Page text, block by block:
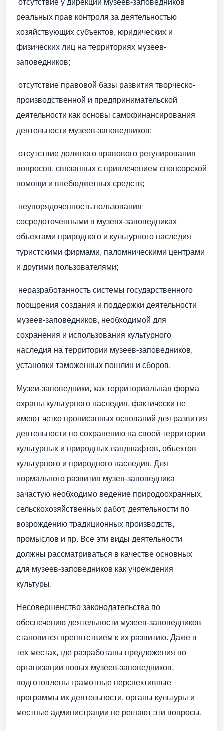
 отсутствие у дирекции музеев-заповедников
реальных прав контроля за деятельностью
хозяйствующих субъектов, юридических и
физических лиц на территориях музеев-
заповедников;
 отсутствие правовой базы развития творческо-
производственной и предпринимательской
деятельности как основы самофинансирования
деятельности музеев-заповедников;
 отсутствие должного правового регулирования
вопросов, связанных с привлечением спонсорской
помощи и внебюджетных средств;
 неупорядоченность пользования
сосредоточенными в музеях-заповедниках
объектами природного и культурного наследия
туристскими фирмами, паломническими центрами
и другими пользователями;
 неразработанность системы государственного
поощрения создания и поддержки деятельности
музеев-заповедников, необходимой для
сохранения и использования культурного
наследия на территории музеев-заповедников,
установки таможенных пошлин и сборов.
Музеи-заповедники, как территориальная форма
охраны культурного наследия, фактически не
имеют четко прописанных оснований для развития
деятельности по сохранению на своей территории
культурных и природных ландшафтов, объектов
культурного и природного наследия. Для
нормального развития музея-заповедника
зачастую необходимо ведение природоохранных,
сельскохозяйственных работ, деятельности по
возрождению традиционных производств,
промыслов и пр. Все эти виды деятельности
должны рассматриваться в качестве основных
для музеев-заповедников как учреждения
культуры.
Несовершенство законодательства по
обеспечению деятельности музеев-заповедников
становится препятствием к их развитию. Даже в
тех местах, где разработаны предложения по
организации новых музеев-заповедников,
подготовлены грамотные перспективные
программы их деятельности, органы культуры и
местные администрации не решают эти вопросы.